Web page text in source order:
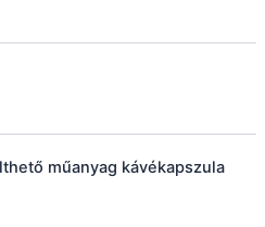
műanyag kávékapszula